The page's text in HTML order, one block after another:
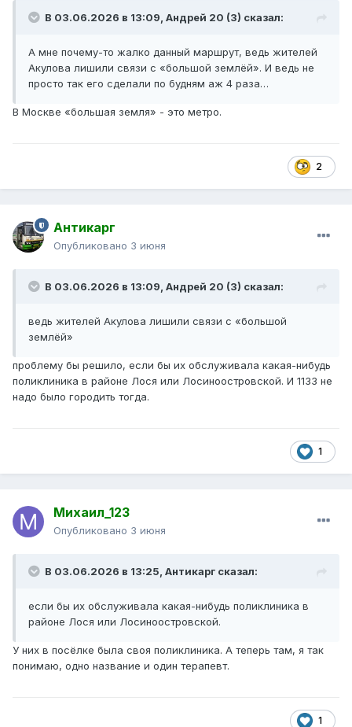
В 03.06.2026 в 13:09, Андрей 20 (3) сказал:
А мне почему-то жалко данный маршрут, ведь жителей
Акулова лишили связи с «большой землёй». И ведь не
просто так его сделали по будням аж 4 раза…
В Москве «большая земля» - это метро.
2
Антикарг
Опубликовано 3 июня
В 03.06.2026 в 13:09, Андрей 20 (3) сказал:
ведь жителей Акулова лишили связи с «большой
землёй»
проблему бы решило, если бы их обслуживала какая-нибудь
поликлиника в районе Лося или Лосиноостровской. И 1133 не
надо было городить тогда.
1
Михаил_123
Опубликовано 3 июня
В 03.06.2026 в 13:25, Антикарг сказал:
если бы их обслуживала какая-нибудь поликлиника в
районе Лося или Лосиноостровской.
У них в посёлке была своя поликлиника. А теперь там, я так
понимаю, одно название и один терапевт.
1